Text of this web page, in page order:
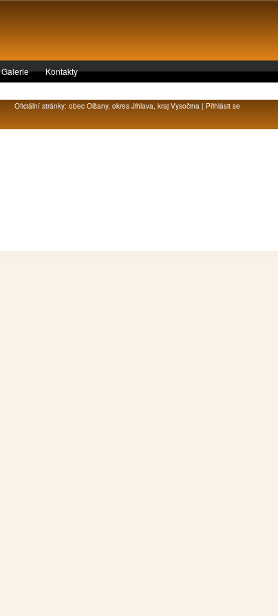
Galerie Kontakty
Oficiální stránky: obec Olšany, okres Jihlava, kraj Vysočina | Přihlásit se